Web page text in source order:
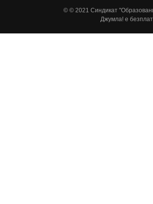
© © 2021 Синдикат
Джумла! е